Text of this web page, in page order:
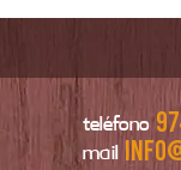
teléfono
mail